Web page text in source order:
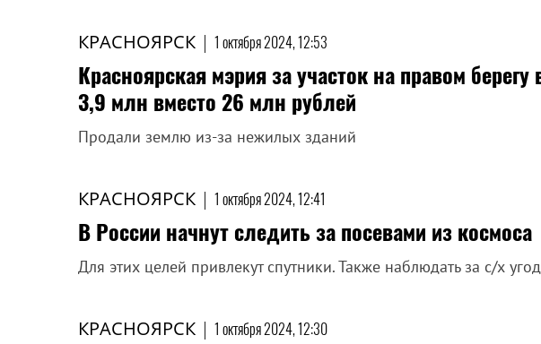
КРАСНОЯРСК | 1 октября 2024, 12:53
Красноярская мэрия за участок на правом
3,9 млн вместо 26 млн рублей
Продали землю из-за нежилых зданий
КРАСНОЯРСК | 1 октября 2024, 12:41
В России начнут следить за посевами из космоса
Для этих целей привлекут спутники. Также наблюдать за с/х
КРАСНОЯРСК | 1 октября 2024, 12:30